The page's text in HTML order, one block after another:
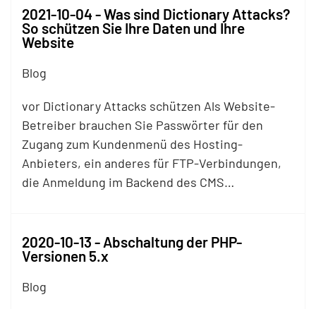
2021-10-04 - Was sind Dictionary Attacks?
So schützen Sie Ihre Daten und Ihre
Website
Blog
vor Dictionary Attacks schützen Als Website-
Betreiber brauchen Sie Passwörter für den
Zugang zum Kundenmenü des Hosting-
Anbieters, ein anderes für FTP-Verbindungen,
die Anmeldung im Backend des CMS…
2020-10-13 - Abschaltung der PHP-
Versionen 5.x
Blog